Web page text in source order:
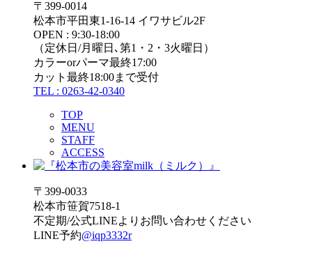
〒399-0014
松本市平田東1-16-14 イワサビル2F
OPEN : 9:30-18:00
（定休日/月曜日､第1・2・3火曜日）
カラーorパーマ最終17:00
カット最終18:00まで受付
TEL : 0263-42-0340
TOP
MENU
STAFF
ACCESS
〒399-0033
松本市笹賀7518-1
不定期/公式LINEよりお問い合わせください
LINE予約@iqp3332r